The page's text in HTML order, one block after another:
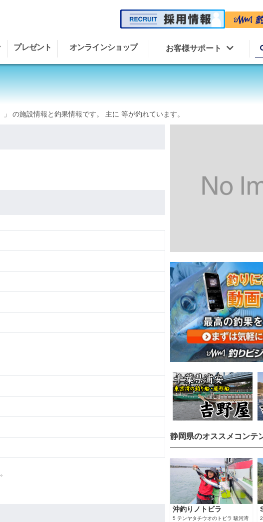
プレゼント オンラインショップ お客様サポート
」 の施設情報と釣果情報です。 主に 等が釣れています。
静岡県のオススメコンテ
沖釣りノトビラ
5 テンヤタチウオのトビラ 駿河湾